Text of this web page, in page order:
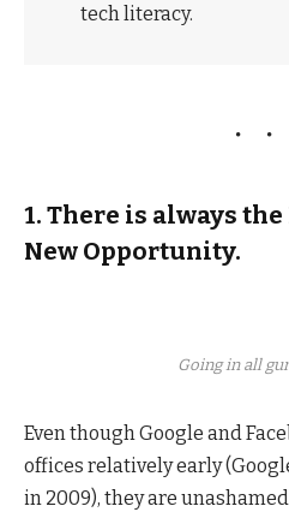
tech literacy.
1. There is always
New Opportunity.
Going in all
Even though Google and
offices relatively early
in 2009), they are